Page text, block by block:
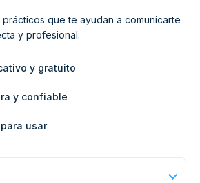
que te ayudan a comunicarte
y profesional.
y gratuito
y confiable
usar